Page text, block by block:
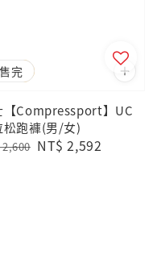
優惠
售完
【Compressport】UC
松跑褲(男/女)
Sale
NT$ 2,592